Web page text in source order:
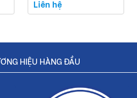
Liên hệ
HIỆU HÀNG ĐẦU